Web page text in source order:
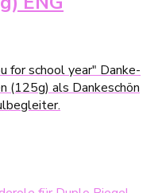
for school year" Danke-
(125g) als Dankeschön